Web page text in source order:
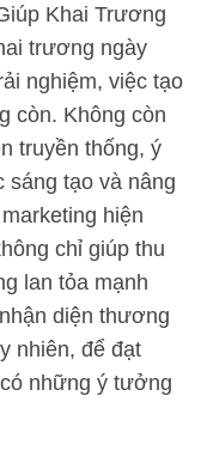
Khai Trương
trương ngày
nghiệm, việc tạo
còn. Không còn
truyền thống, ý
tạo và nâng
hiện
chỉ giúp thu
lan tỏa mạnh
diện thương
nhiên, để đạt
những ý tưởng